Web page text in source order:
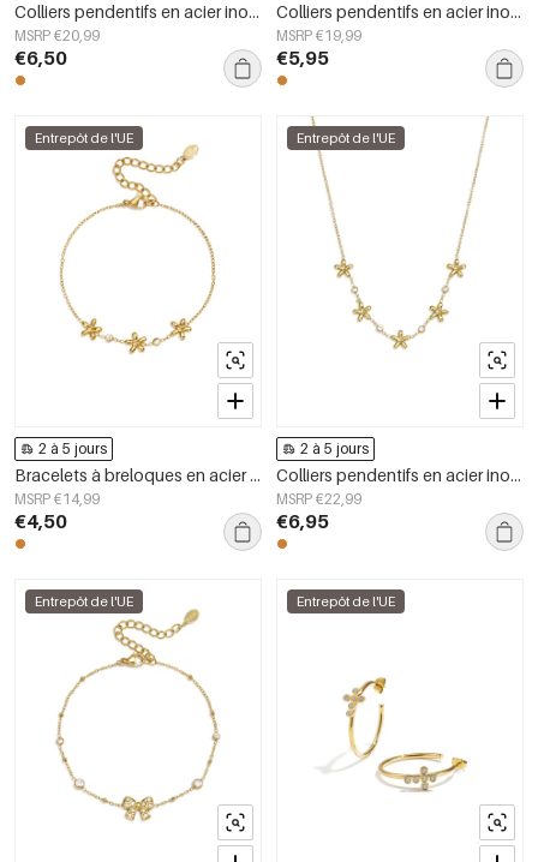
Colliers pendentifs en acier inoxydable en forme de cœur, collection Daily Simple, bijoux pour femmes
MSRP €20,99
€6,50
Colliers pendentifs en acier inoxydable Clover, collection Daily Simple, bijoux pour femmes
MSRP €19,99
€5,95
Entrepôt de l'UE
2 à 5 jours
Bracelets à breloques en acier inoxydable, motif floral, collection Daily Simple, bijoux pour femmes
MSRP €14,99
€4,50
Entrepôt de l'UE
2 à 5 jours
Colliers pendentifs en acier inoxydable plaqué or 14 carats, collection Fleur Simple Daily Simple, bijoux pour femmes
MSRP €22,99
€6,95
Entrepôt de l'UE Entrepôt de l'UE